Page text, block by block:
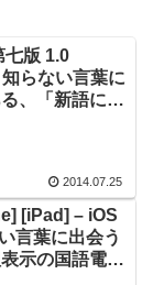
七版 1.0
らない言葉に
、「新語に強
2014.07.25
[iPad] – iOS
言葉に出会う
示の国語電子